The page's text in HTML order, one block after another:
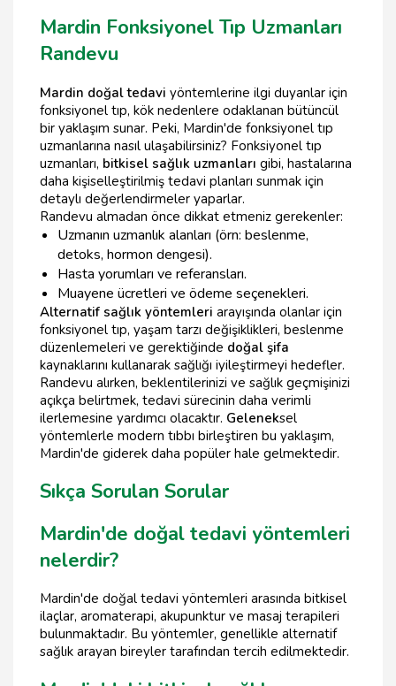
Mardin Fonksiyonel Tıp Uzmanları
Randevu
Mardin doğal tedavi yöntemlerine ilgi duyanlar için
fonksiyonel tıp, kök nedenlere odaklanan bütüncül
bir yaklaşım sunar. Peki, Mardin'de fonksiyonel tıp
uzmanlarına nasıl ulaşabilirsiniz? Fonksiyonel tıp
uzmanları, bitkisel sağlık uzmanları gibi, hastalarına
daha kişiselleştirilmiş tedavi planları sunmak için
detaylı değerlendirmeler yaparlar.
Randevu almadan önce dikkat etmeniz gerekenler:
Uzmanın uzmanlık alanları (örn: beslenme,
detoks, hormon dengesi).
Hasta yorumları ve referansları.
Muayene ücretleri ve ödeme seçenekleri.
Alternatif sağlık yöntemleri arayışında olanlar için
fonksiyonel tıp, yaşam tarzı değişiklikleri, beslenme
düzenlemeleri ve gerektiğinde doğal şifa
kaynaklarını kullanarak sağlığı iyileştirmeyi hedefler.
Randevu alırken, beklentilerinizi ve sağlık geçmişinizi
açıkça belirtmek, tedavi sürecinin daha verimli
ilerlemesine yardımcı olacaktır. Geleneksel
yöntemlerle modern tıbbı birleştiren bu yaklaşım,
Mardin'de giderek daha popüler hale gelmektedir.
Sıkça Sorulan Sorular
Mardin'de doğal tedavi yöntemleri
nelerdir?
Mardin'de doğal tedavi yöntemleri arasında bitkisel
ilaçlar, aromaterapi, akupunktur ve masaj terapileri
bulunmaktadır. Bu yöntemler, genellikle alternatif
sağlık arayan bireyler tarafından tercih edilmektedir.